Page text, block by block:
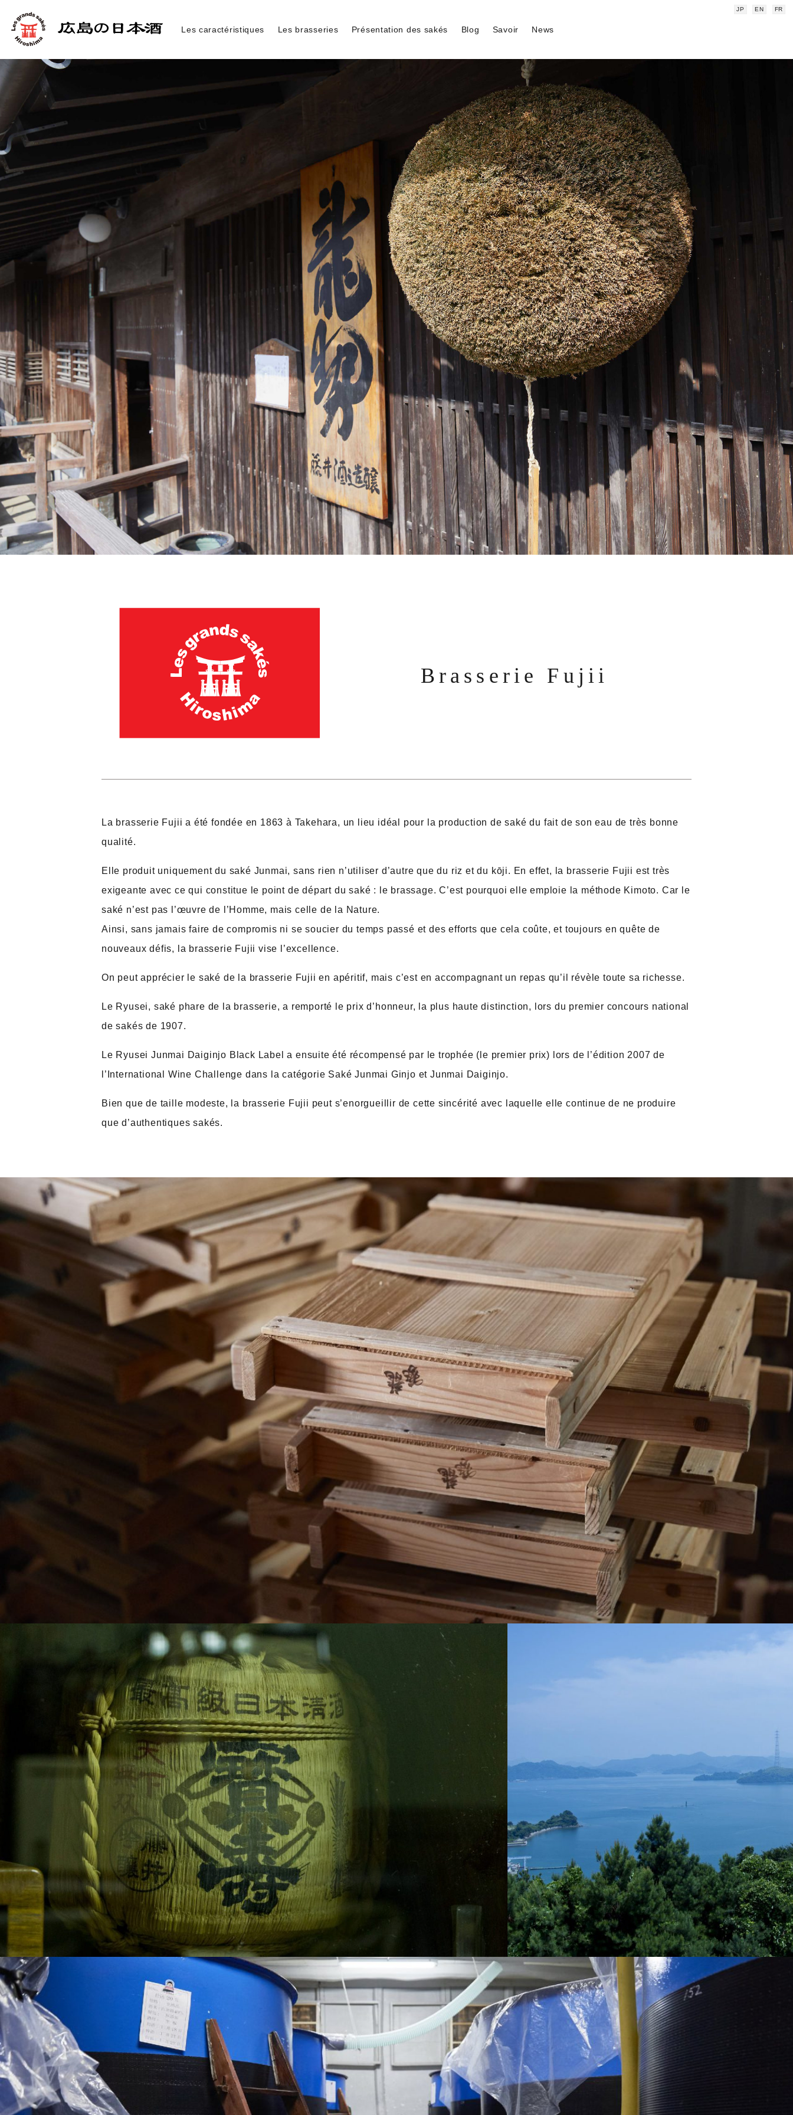
Les caractéristiques Les brasseries Présentation des sakés Blog Savoir News
JP EN FR
Brasserie Fujii
La brasserie Fujii a été fondée en 1863 à Takehara, un lieu idéal pour la production de saké du fait de son eau de très bonne
qualité.
Elle produit uniquement du saké Junmai, sans rien n’utiliser d’autre que du riz et du kōji. En effet, la brasserie Fujii est très
exigeante avec ce qui constitue le point de départ du saké : le brassage. C’est pourquoi elle emploie la méthode Kimoto. Car le
saké n’est pas l’œuvre de l’Homme, mais celle de la Nature.
Ainsi, sans jamais faire de compromis ni se soucier du temps passé et des efforts que cela coûte, et toujours en quête de
nouveaux défis, la brasserie Fujii vise l’excellence.
On peut apprécier le saké de la brasserie Fujii en apéritif, mais c’est en accompagnant un repas qu’il révèle toute sa richesse.
Le Ryusei, saké phare de la brasserie, a remporté le prix d’honneur, la plus haute distinction, lors du premier concours national
de sakés de 1907.
Le Ryusei Junmai Daiginjo Black Label a ensuite été récompensé par le trophée (le premier prix) lors de l’édition 2007 de
l’International Wine Challenge dans la catégorie Saké Junmai Ginjo et Junmai Daiginjo.
Bien que de taille modeste, la brasserie Fujii peut s’enorgueillir de cette sincérité avec laquelle elle continue de ne produire
que d’authentiques sakés.